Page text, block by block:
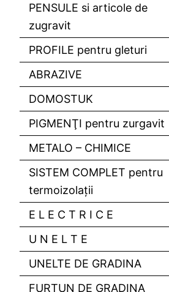
PENSULE si articole de
zugravit
PROFILE pentru gleturi
ABRAZIVE
DOMOSTUK
PIGMENŢI pentru zurgavit
METALO – CHIMICE
SISTEM COMPLET pentru
termoizolaţii
E L E C T R I C E
U N E L T E
UNELTE DE GRADINA
FURTUN DE GRADINA